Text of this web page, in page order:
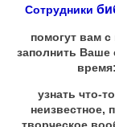
Сотрудники
помогут вам с
заполнить Ваше
время:
узнать что-
неизвестное,